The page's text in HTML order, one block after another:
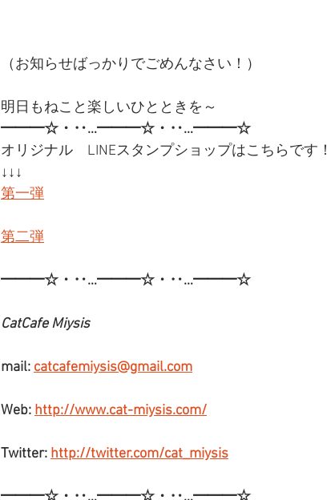
（お知らせばっかりでごめんなさい！）
明日もねこと楽しいひとときを～
━━━☆・‥…━━━☆・‥…━━━☆
オリジナル　LINEスタンプショップはこちらです！
↓↓↓
第一弾
第二弾
━━━☆・‥…━━━☆・‥…━━━☆
CatCafe Miysis
mail: catcafemiysis@gmail.com
Web: http://www.cat-miysis.com/
Twitter: http://twitter.com/cat_miysis